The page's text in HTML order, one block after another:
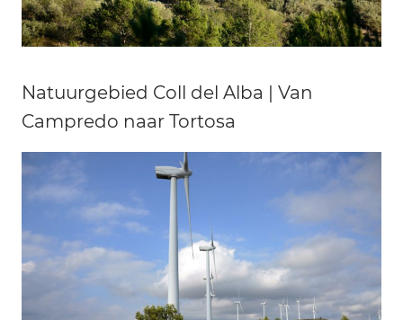
Natuurgebied Coll del Alba | Van
Campredo naar Tortosa